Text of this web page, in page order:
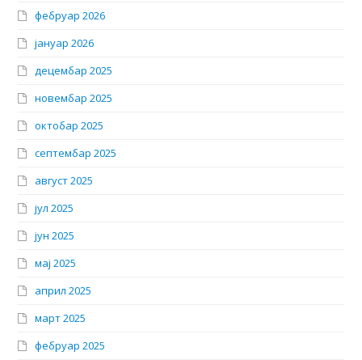
фебруар 2026
јануар 2026
децембар 2025
новембар 2025
октобар 2025
септембар 2025
август 2025
јул 2025
јун 2025
мај 2025
април 2025
март 2025
фебруар 2025